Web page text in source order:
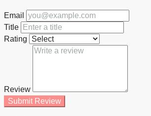
Email
Title
Rating
Review
Submit Review